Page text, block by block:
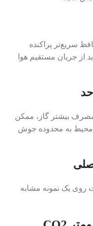
سریع‌تر پراکنده
از جریان مستقیم هوا
مصرف بیشتر گاز، ممکن
محیط به محدوده جوش
روی یک نمونه مشابه